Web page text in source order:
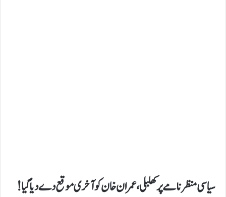
​سیاسی منظر نامے پر کھلبلی، عمران خان کو آخری موقع دے دیا گیا!